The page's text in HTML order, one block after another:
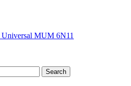
MUM 6N11